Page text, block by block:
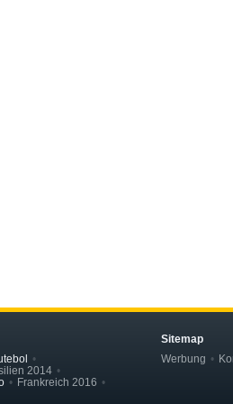
2014
Frankreich 2016
Sitemap
Werbung